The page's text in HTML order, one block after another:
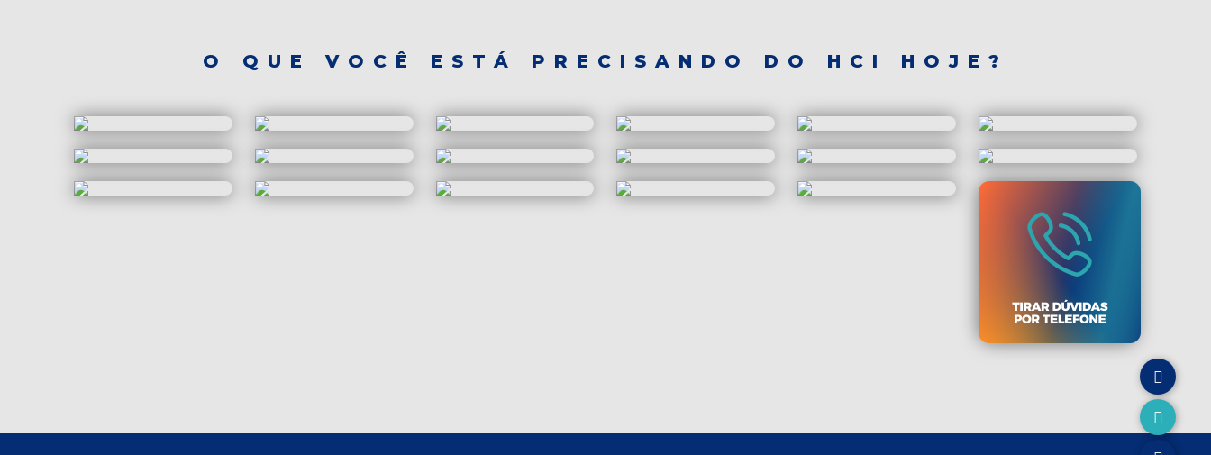
O QUE VOCÊ ESTÁ PRECISANDO DO HCI HOJE?